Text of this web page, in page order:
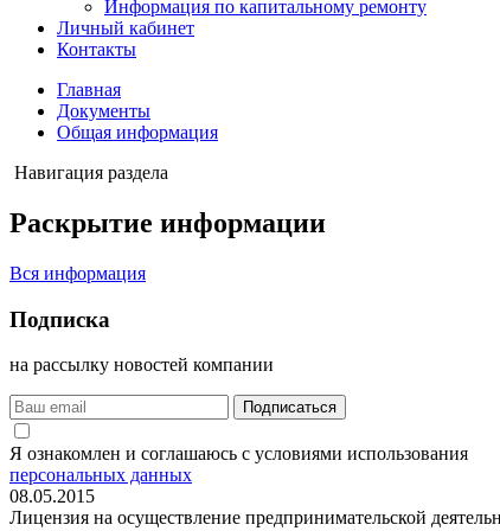
Информация по капитальному ремонту
Личный кабинет
Контакты
Главная
Документы
Общая информация
Навигация раздела
Раскрытие информации
Вся информация
Подписка
на рассылку новостей компании
Подписаться
Я ознакомлен и соглашаюсь с условиями использования
персональных данных
08.05.2015
Лицензия на осуществление предпринимательской